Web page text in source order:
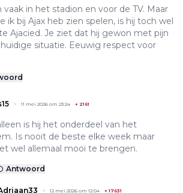
vaak in het stadion en voor de TV. Maar
ik bij Ajax heb zien spelen, is hij toch wel
Ajacied. Je ziet dat hij gewon met pijn
situatie. Eeuwig respect voor
11 mei 2026 om 23:24 + 2161
is hij het onderdeel van het
Is nooit de beste elke week maar
wel allemaal mooi te brengen.
Antwoord
12 mei 2026 om 12:04 +17631